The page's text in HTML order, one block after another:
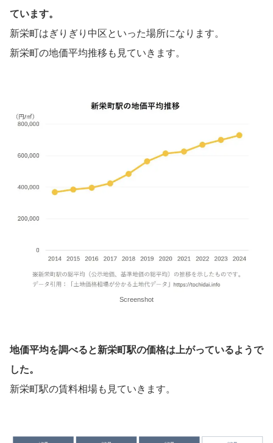
ています。
新栄町はぎりぎり中区といった場所になります。
新栄町の地価平均推移も見ていきます。
Screenshot
地価平均を調べると新栄町駅の価格は上がっているようで
した。
新栄町駅の賃料相場も見ていきます。